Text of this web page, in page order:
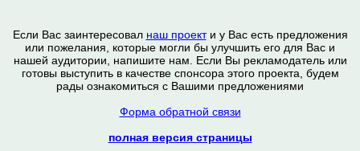
Если Вас заинтересовал наш проекти у Вас есть предложения
или пожелания, которые могли бы улучшить его для Вас и
нашей аудитории, напишите нам. Если Вы рекламодатель или
готовы выступить в качестве спонсора этого проекта, будем
рады ознакомиться с Вашими предложениями
Форма обратной связи
полная версия страницы